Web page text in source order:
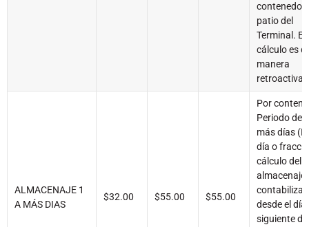
contenedor
patio del
Terminal. El
cálculo es
manera
retroactiva.
ALMACENAJE 1
A MÁS DIAS
$32.00 $55.00 $55.00
Por
Periodo del
más días
día o
cálculo del
almacenaje
contabiliza
desde el día
siguiente